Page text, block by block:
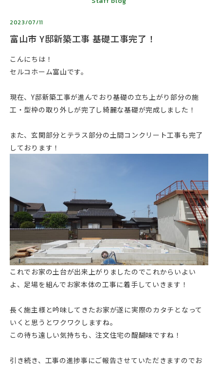
2023/07/11
富山市 Y邸新築工事 基礎工事完了！
こんにちは！
セルコホーム富山です。
現在、Y邸新築工事が進んでおり基礎の立ち上がり部分の施
工・型枠の取り外しが完了し綺麗な基礎が完成しました！
また、玄関部分とテラス部分の土間コンクリート工事も完了
しております！
これでお家の土台が出来上がりましたのでこれからいよい
よ、足場を組んでお家本体の工事に着手していきます！
長く施主様と吟味してきたお家が遂に実際のカタチとなって
いくと思うとワクワクしますね。
この待ち遠しい気持ちも、注文住宅の醍醐味ですね！
引き続き、工事の進捗事にご報告させていただきますのでお